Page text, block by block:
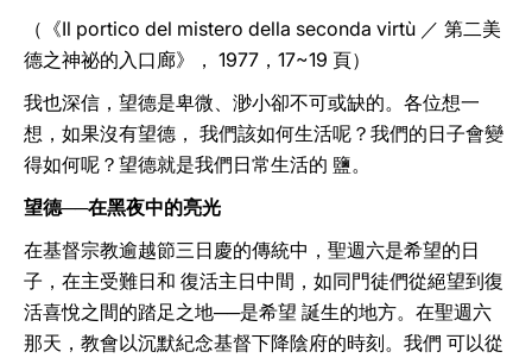
（《Il portico del mistero della seconda virtù ／ 第二美
德之神祕的入口廊》， 1977，17~19 頁）
我也深信，望德是卑微、渺小卻不可或缺的。各位想一
想，如果沒有望德， 我們該如何生活呢？我們的日子會變
得如何呢？望德就是我們日常生活的 鹽。
望德──在黑夜中的亮光
在基督宗教逾越節三日慶的傳統中，聖週六是希望的日
子，在主受難日和 復活主日中間，如同門徒們從絕望到復
活喜悅之間的踏足之地──是希望 誕生的地方。在聖週六
那天，教會以沉默紀念基督下降陰府的時刻。我們 可以從